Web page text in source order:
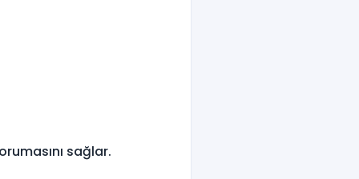
sağlar.